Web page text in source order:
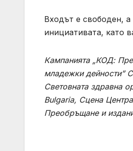
​​​​​​​Входът е свободен,
инициативата, като
Кампанията „КОД:
младежки дейности”
Световната здравна
Bulgaria, Сцена
Преобръщане и